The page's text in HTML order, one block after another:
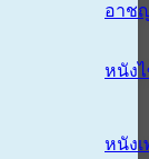
อาช
หนัง
หนังเ